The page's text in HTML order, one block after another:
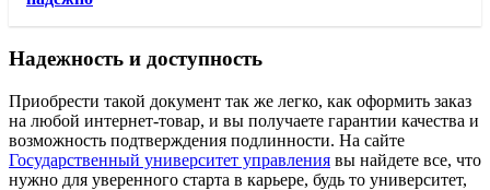
Надежность и доступность
Приобрести такой документ так же легко, как оформить заказ
на любой интернет-товар, и вы получаете гарантии качества и
возможность подтверждения подлинности. На сайте
Государственный университет управления вы найдете все, что
нужно для уверенного старта в карьере, будь то университет,